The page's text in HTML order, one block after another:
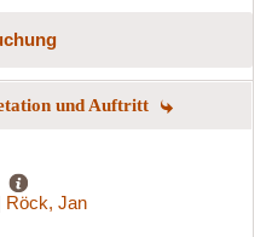
und Auftritt
Röck, Jan